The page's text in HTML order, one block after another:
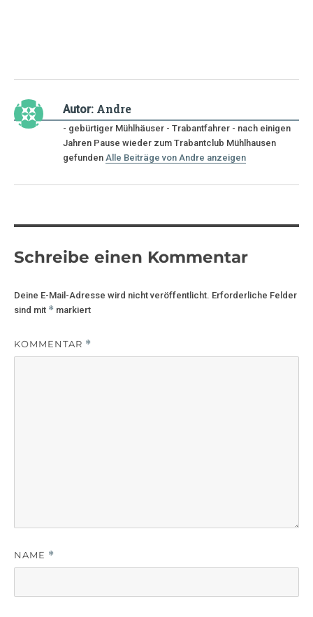
Autor: Andre
- gebürtiger Mühlhäuser - Trabantfahrer - nach einigen
Jahren Pause wieder zum Trabantclub Mühlhausen
gefundenAlle Beiträge von Andre anzeigen
Schreibe einen Kommentar
Deine E-Mail-Adresse wird nicht veröffentlicht. Erforderliche Felder
sind mit * markiert
KOMMENTAR *
NAME *